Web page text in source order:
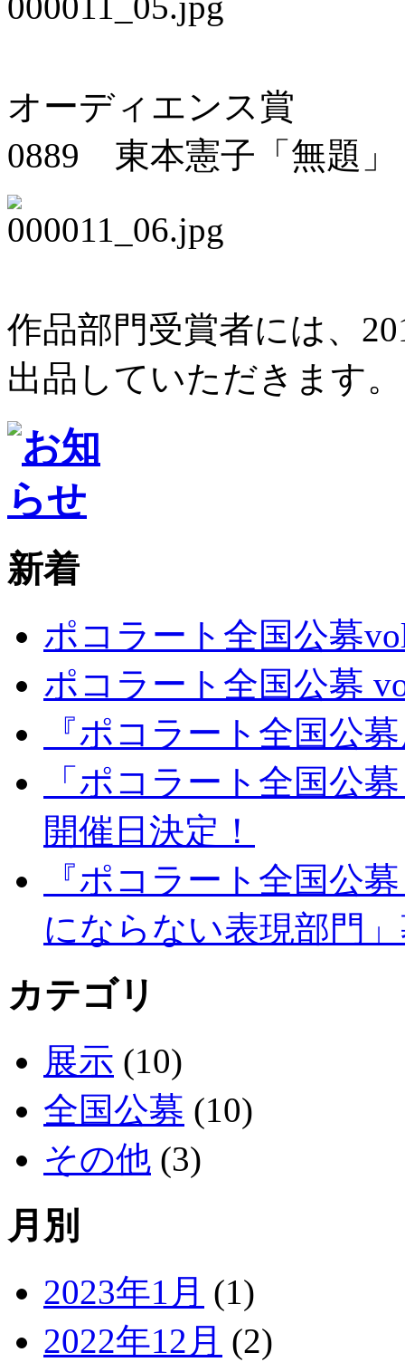
オーディエンス賞
0889 東本憲子「無題」
作品部門受賞者には、
出品していただきます。
新着
ポコラート全国公募
ポコラート全国公募
『ポコラート全国公
「ポコラート全国公
開催日決定！
『ポコラート全国公
にならない表現部門
カテゴリ
展示 (10)
全国公募 (10)
その他 (3)
月別
2023年1月 (1)
2022年12月 (2)